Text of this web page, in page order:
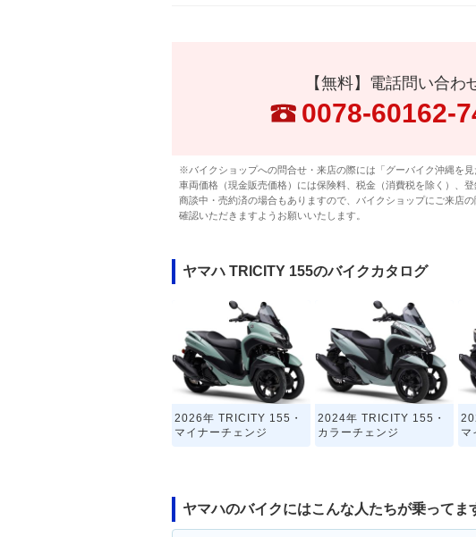
【無料】電話問い合わ
0078-60162-
※バイクショップへの問合せ・来店の際には「グーバイク沖縄を見
車両価格（現金販売価格）には保険料、税金（消費税を除く）、
商談中・売約済の場合もありますので、バイクショップにご来店
確認いただきますようお願いいたします。
ヤマハ TRICITY 155のバイクカタログ
2026年 TRICITY 155・
マイナーチェンジ
2024年 TRICITY 155・
カラーチェンジ
マ
ヤマハのバイクにはこんな人たちが乗ってま